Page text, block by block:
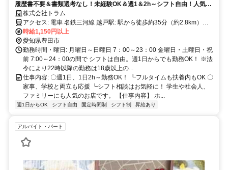
履歴書不要＆書類選考なし！未経験OK＆週1＆2h～シフト自由！人気店
で未経験アルバイト→店長昇格可能！髪型・髪色自由＆副業・Wワーク
OK＆月払いOK
株式会社トラム
アクセス: 電車 名鉄三河線 越戸駅: 駅から徒歩約35分（約2.8km）で
す。 名鉄三河線 平戸橋駅: 駅から徒歩約42分（約3.6km）です。 バス
渋谷町三丁目バス停: 徒歩約1分の距離にあります。
時給1,150円以上
愛知県豊田市
勤務時間・曜日: 月曜日～日曜日 7：00～23：00 金曜日・土曜日・祝
前 7:00～24：00の間で シフトは自由。週1日からでも勤務OK！ ※法
令により22時以降の勤務は18歳以上の...
仕事内容: 〇週1日、1日2h～勤務OK！ ┗フルタイムも扶養内もOK 〇
家事、学校と両立も応援 ┗シフト相談はお気軽に！ 学生や社会人、
ファミリーにも人気のお店です。 【仕事内容】 ホ...
週1日からOK シフト自由 固定時間制 シフト制 昇給あり
アルバイト・パート